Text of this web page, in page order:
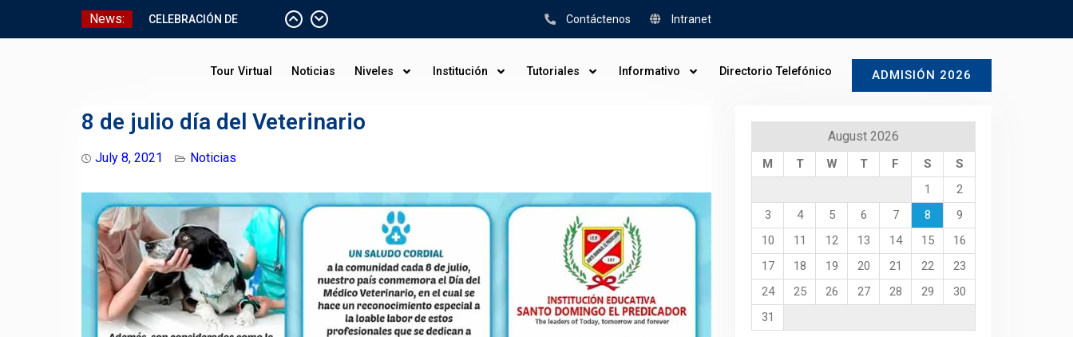
News:
CELEBRACIÓN DE
BAUTISMO
Laboratorios de Cómputo
Contáctenos Intranet
Tour Virtual Noticias Niveles Institución Tutoriales Informativo Directorio Telefónico ADMISIÓN 2026
8 de julio día del Veterinario
July 8, 2021 Noticias
August 2026
M T W T F S
S
1
2
3
4 5 6 7 8
9
10
11 12 13 14 15
16
17
18 19 20 21 22
23
24
25 26 27 28 29
30
31